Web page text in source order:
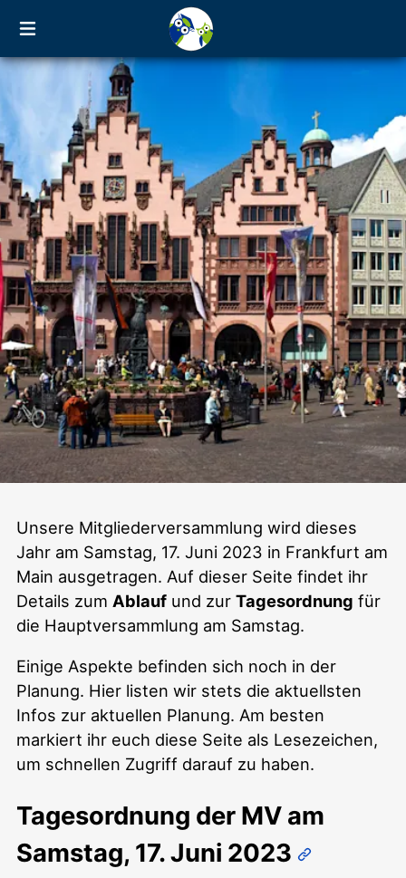
Mitgliederversammlung
2023
Unsere Mitgliederversammlung wird dieses
Jahr am Samstag, 17. Juni 2023 in Frankfurt am
Main ausgetragen. Auf dieser Seite findet ihr
Details zum Ablauf und zurTagesordnung für
die Hauptversammlung am Samstag.
Einige Aspekte befinden sich noch in der
Planung. Hier listen wir stets die aktuellsten
Infos zur aktuellen Planung. Am besten
markiert ihr euch diese Seite als Lesezeichen,
um schnellen Zugriff darauf zu haben.
Tagesordnung der MV am
Samstag, 17. Juni 2023